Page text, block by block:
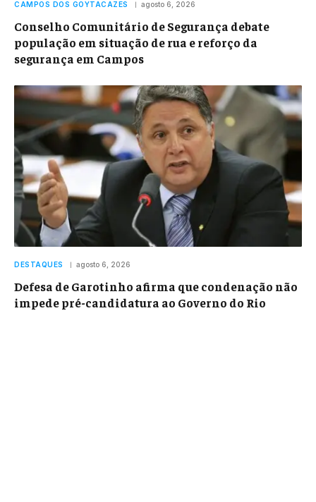
CAMPOS DOS GOYTACAZES agosto 6, 2026
Conselho Comunitário de Segurança debate
população em situação de rua e reforço da
segurança em Campos
DESTAQUES agosto 6, 2026
Defesa de Garotinho afirma que condenação não
impede pré-candidatura ao Governo do Rio